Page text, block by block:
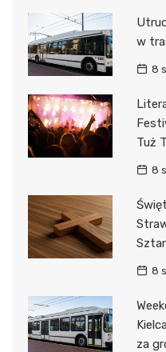
w
8
Tuż
8
8
za